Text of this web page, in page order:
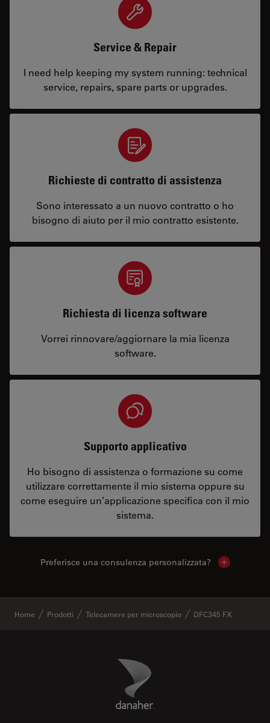
Service & Repair
I need help keeping my system running: technical
service, repairs, spare parts or upgrades.
Richieste di contratto di assistenza
Sono interessato a un nuovo contratto o ho
bisogno di aiuto per il mio contratto esistente.
Richiesta di licenza software
Vorrei rinnovare/aggiornare la mia licenza
software.
Supporto applicativo
Ho bisogno di assistenza o formazione su come
utilizzare correttamente il mio sistema oppure su
come eseguire un’applicazione specifica con il mio
sistema.
Preferisce una consulenza personalizzata? Show local
Home Prodotti Telecamere per microscopio DFC345 FX
Danaher Logo